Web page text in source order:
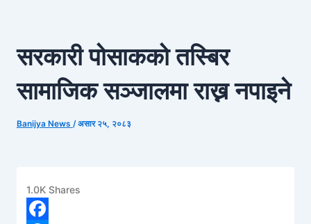
सरकारी पोसाकको तस्बिर
सामाजिक सञ्जालमा राख्न नपाइने
Banijya News /असार २५, २०८३
1.0K Shares